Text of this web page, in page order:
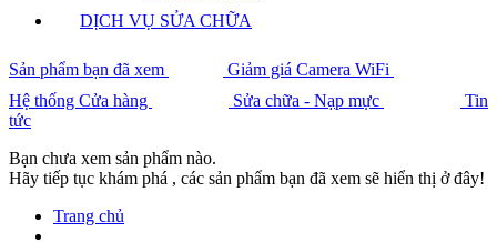
DỊCH VỤ SỬA CHỮA
Sản phẩm bạn đã xem
Giảm giá Camera WiFi
Hệ thống Cửa hàng
Sửa chữa - Nạp mực
Tin
tức
Bạn chưa xem sản phẩm nào.
Hãy tiếp tục khám phá , các sản phẩm bạn đã xem sẽ hiển thị ở đây!
Trang chủ